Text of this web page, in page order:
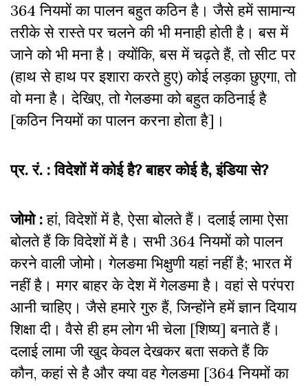
364 नियमों का पालन बहुत कठिन है। जैसे हमें सामान्य
तरीके से रास्ते पर चलने की भी मनाही होती है। बस में
जाने को भी मना है। क्योंकि, बस में चढ़ते हैं, तो सीट पर
(हाथ से हाथ पर इशारा करते हुए) कोई लड़का छुएगा, तो
वो मना है। देखिए, तो गेलङमा को बहुत कठिनाई है
[कठिन नियमों का पालन करना होता है]।
प्र. रं. : विदेशों में कोई है? बाहर कोई है, इंडिया से?
जोमो :हां, विदेशों में है, ऐसा बोलते हैं। दलाई लामा ऐसा
बोलते हैं कि विदेशों में है। सभी 364 नियमों को पालन
करने वाली जोमो। गेलङमा भिक्षुणी यहां नहीं है; भारत में
नहीं है। मगर बाहर के देश में गेलङमा है। वहां से परंपरा
आनी चाहिए। जैसे हमारे गुरु हैं, जिन्होंने हमें ज्ञान दियाय
शिक्षा दी। वैसे ही हम लोग भी चेला [शिष्य] बनाते हैं।
दलाई लामा जी खुद केवल देखकर बता सकते हैं कि
कौन, कहां से है और क्या वह गेलङमा [364 नियमों का